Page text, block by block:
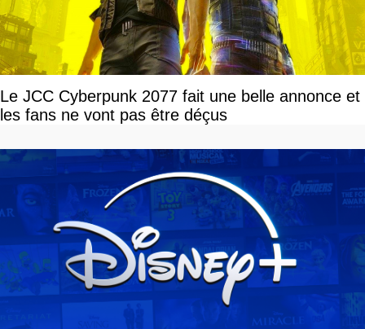
Le JCC Cyberpunk 2077 fait une belle annonce et
les fans ne vont pas être déçus